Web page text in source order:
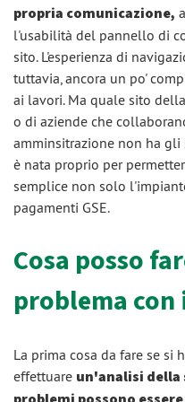
propria comunicazione,
l'usabilità del pannello di
sito. L'esperienza di
tuttavia, ancora un po'
ai lavori. Ma quale sito
o di aziende che
amminsitrazione non ha gli
è nata proprio per
semplice non solo
pagamenti GSE.
Cosa posso
problema con
La prima cosa da fare se si
effettuare un'analisi